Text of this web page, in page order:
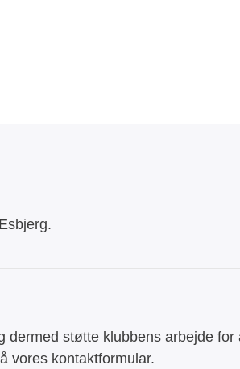
støtte klubbens arbejde for
vores kontaktformular.